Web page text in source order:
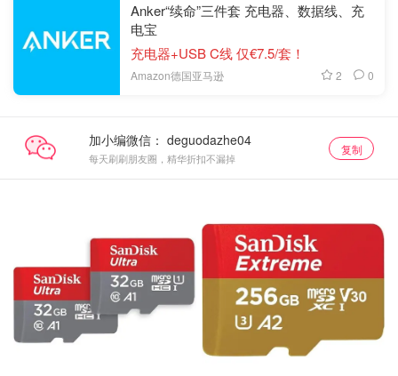
Anker“续命”三件套 充电器、数据线、充
电宝
充电器+USB C线 仅€7.5/套！
Amazon德国亚马逊 2 0
加小编微信：
每天刷刷朋友圈，精华折扣不漏掉
复制